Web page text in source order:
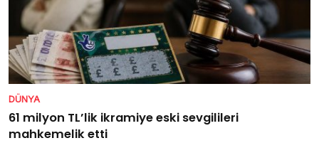
DÜNYA
61 milyon TL’lik ikramiye eski sevgilileri
mahkemelik etti